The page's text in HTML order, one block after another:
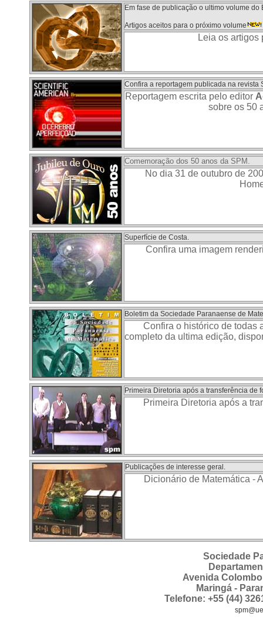
Em fase de publicação o ultimo volume do
Artigos aceitos para o próximo volume
Leia os
Confira a reportagem publicada na revista
Reportagem escrita pelo editor
sobre os 50
Comemoração dos 50 anos da SPM.
No dia 31 de outubro de
Superfície de Costa.
Confira uma imagem
Boletim da Sociedade Paranaense de
Confira o histórico de todas
completo da ultima edição,
Primeira Diretoria após a transferência de
Primeira Diretoria após a
Publicações de interesse geral.
Dicionário de Matemática -
Sociedade
Avenida
Maringá -
Telefone: +55 (44)